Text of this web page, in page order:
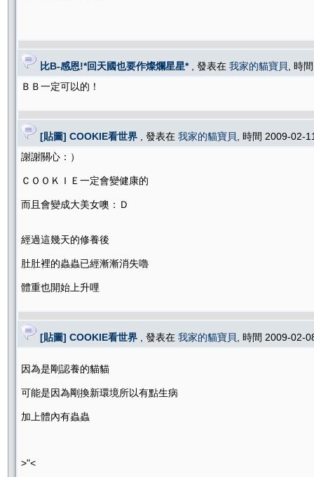
比B-感恩!*回天國也要作燦爛星星* , 發表在 我家的貓寶貝
, 時
ＢＢ一定可以的！
[貼圖] COOKIE看世界 , 發表在 我家的貓寶貝
, 時間 2009-02-
謝謝關心：）
ＣＯＯＫＩＥ一定會變健康的
而且會變成大美女噢：Ｄ
經過這幾天的修養後
肚肚裡的蟲蟲已經漸漸消失嚕
體重也開始上升哩
[貼圖] COOKIE看世界 , 發表在 我家的貓寶貝 , 時間 2009-02-
因為是剛認養的貓貓
可能是因為剛換新環境所以有點生病
加上體內有蟲蟲
>"<